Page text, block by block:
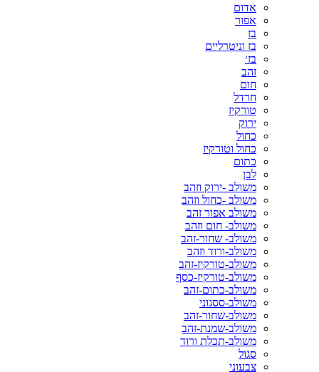
אדום
אפור
בז
בז וניטרליים
בז׳
זהב
חום
חרדל
טורקיז
ירוק
כחול
כחול וטורקיז
כתום
לבן
משולב -ירוק וזהב
משולב -כחול וזהב
משולב אפור זהב
משולב- חום וזהב
משולב- שחור-זהב
משולב-ורוד וזהב
משולב-טורקיז-זהב
משולב-טורקיז-כסף
משולב-כתום-זהב
משולב-ססגוני
משולב-שחור-זהב
משולב-שמנת-זהב
משולב-תכלת ורוד
סגול
צבעוני